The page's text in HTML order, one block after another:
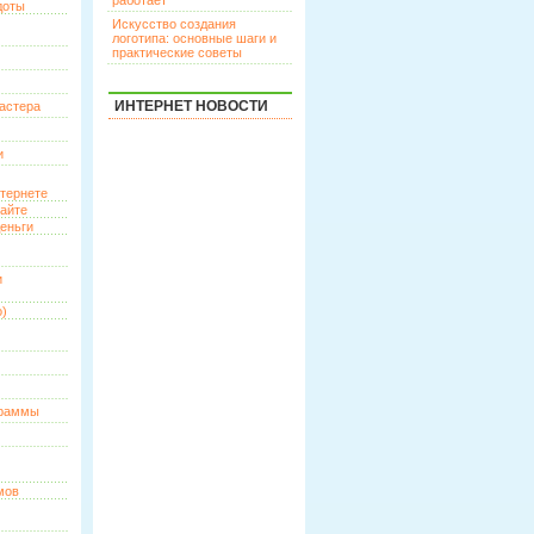
Искусство создания
логотипа: основные шаги и
практические советы
ИНТЕРНЕТ НОВОСТИ